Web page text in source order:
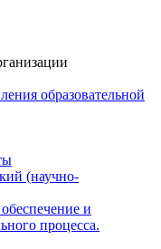
образовательной
(научно-
и
процесса.